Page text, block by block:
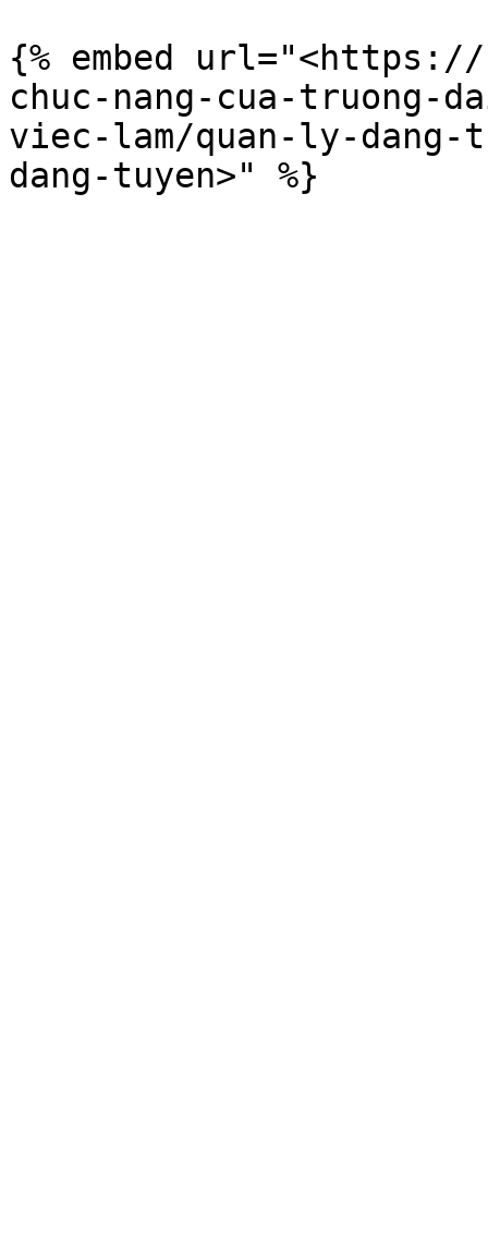
{% embed
chuc-nang-cua-truong-
viec-lam/quan-ly-dang-